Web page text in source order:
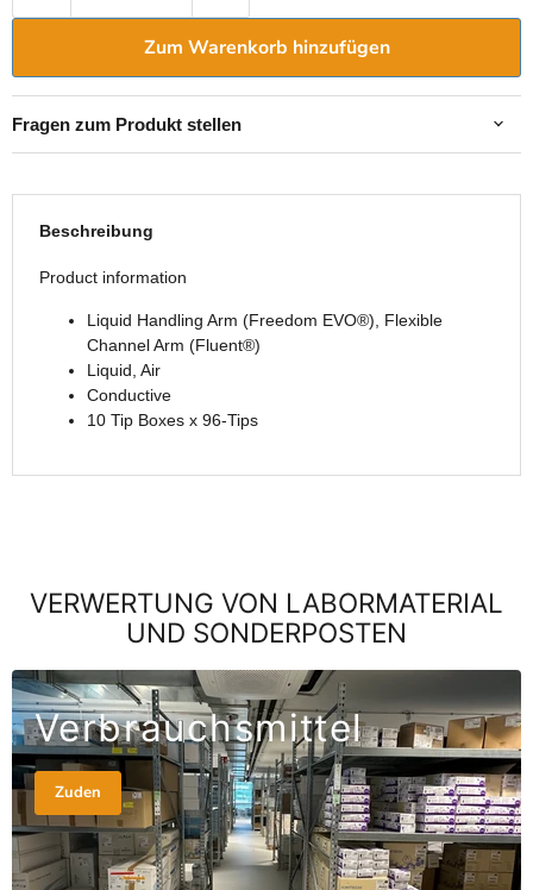
Zum Warenkorb hinzufügen
Fragen zum Produkt stellen
Beschreibung
Product information
Liquid Handling Arm (Freedom EVO®), Flexible
Channel Arm (Fluent®)
Liquid, Air
Conductive
10 Tip Boxes x 96-Tips
VERWERTUNG VON LABORMATERIAL
UND SONDERPOSTEN
Verbrauchsmittel
Zuden